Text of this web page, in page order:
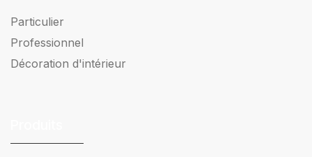
Particulier
Professionnel
Décoration d'intérieur